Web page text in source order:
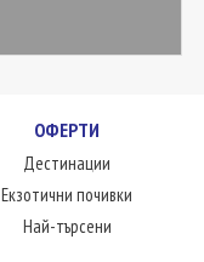
ОФЕРТИ
Дестинации
Екзотични почивки
Най-търсени